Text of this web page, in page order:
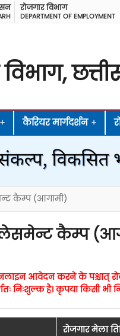
रोजगार विभाग
DEPARTMENT OF EMPLOYMENT
+ कैरियर मार्गदर्शन +
कैम्प (आगामी)
कैम्प
आवेदन करने के पश्चात्
निःशुल्क है। कृपया किसी
रोजगार मेला